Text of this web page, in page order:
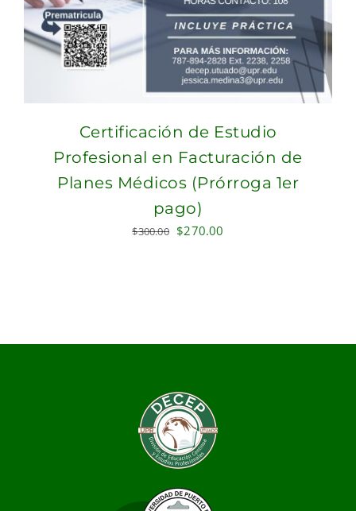
Certificación de Estudio
Profesional en Facturación de
Planes Médicos (Prórroga 1er
pago)
$300.00 Original
$270.00